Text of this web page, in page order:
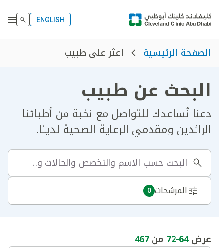
ENGLISH
الصفحة الرئيسية اعثر على طبيب
البحث عن طبيب
دعنا نُساعدك للتواصل مع نخبة من أطبائنا
الرائدين ومقدمي الرعاية الصحية لدينا.
المرشحات 0
عرض64
-
72 من467